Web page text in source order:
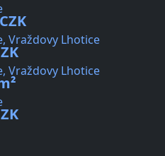
Vraždovy Lhotice
Vraždovy Lhotice